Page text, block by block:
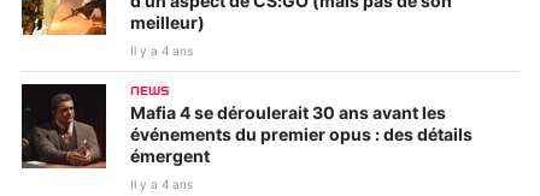
meilleur)
Il y a 4 ans
NEWS
Mafia 4 se déroulerait 30 ans avant les
événements du premier opus : des détails
émergent
Il y a 4 ans